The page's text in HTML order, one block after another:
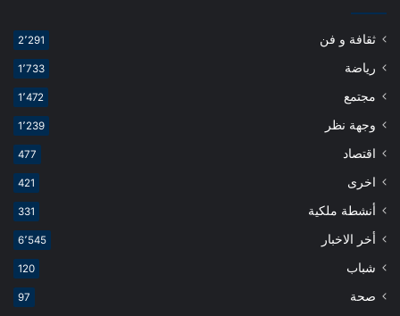
ثقافة و فن 2٬291
رياضة 1٬733
مجتمع 1٬472
وجهة نظر 1٬239
اقتصاد 477
اخرى 421
أنشطة ملكية 331
أخر الاخبار 6٬545
شباب 120
صحة 97